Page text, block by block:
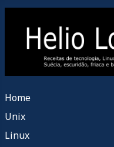
Home
Unix
Linux